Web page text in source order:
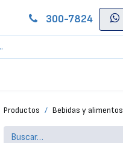
300-7824
Productos Bebidas y alimentos